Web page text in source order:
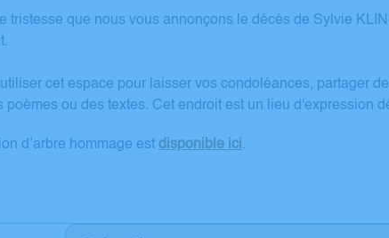
tristesse que nous vous annonçons le décès de Sylvie
cet espace pour laisser vos condoléances, partager
poèmes ou des textes. Cet endroit est un lieu d'expression
d’arbre hommage est disponible ici .